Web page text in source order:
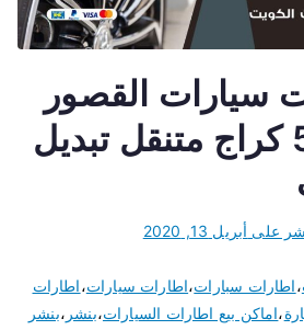
سيارات القصور
50805535 كراج متنقل تبديل
على أبريل 13, 2020
،اطارات سبارات،اطارات سيارات،اطارات
،اماكن بيع اطارات السيارات،بنشر ،بنشر